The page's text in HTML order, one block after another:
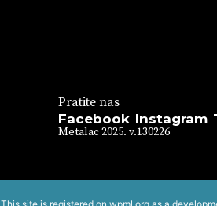
Pratite nas
Facebook Instagram
Metalac 2025. v.130226